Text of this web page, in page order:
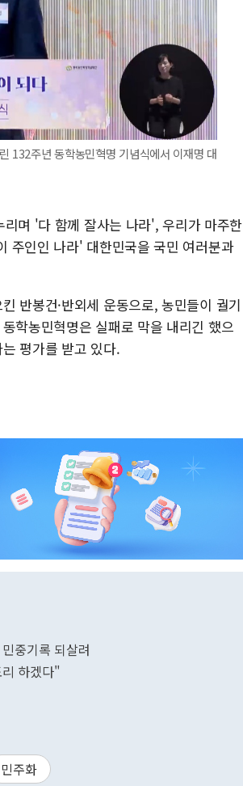
132주년 동학농민혁명 기념식에서 이재명 대
며 '다 함께 잘사는 나라', 우리가 마주한
주인인 나라' 대한민국을 국민 여러분과
반봉건·반외세 운동으로, 농민들이 궐기
학농민혁명은 실패로 막을 내리긴 했으
평가를 받고 있다.
중기록 되살려
하겠다"
민주화